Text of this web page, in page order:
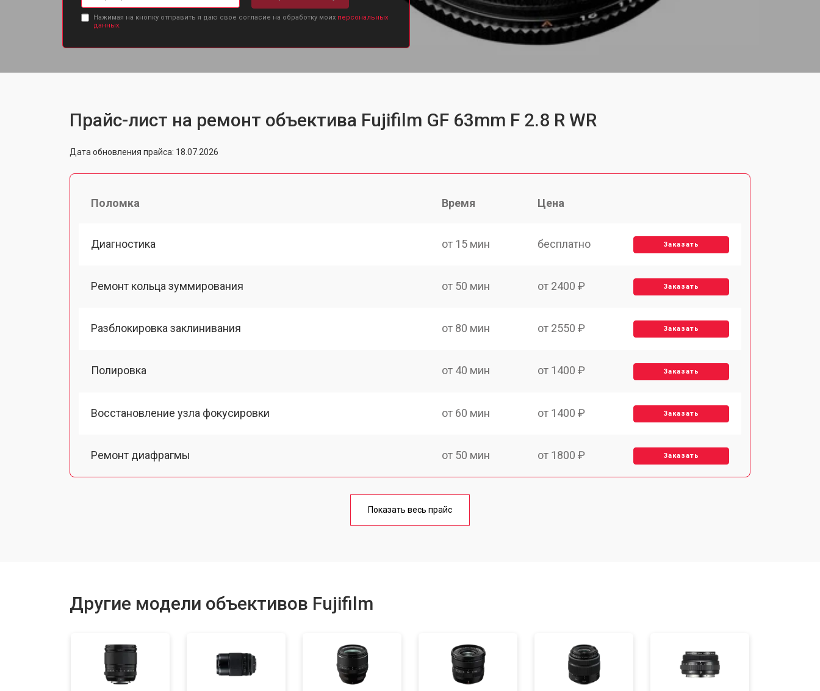
Нажимая на кнопку отправить я даю свое согласие на обработку моих персональных
данных.
Прайс-лист на ремонт объектива Fujifilm GF 63mm F 2.8 R WR
Дата обновления прайса: 18.07.2026
Поломка Время Цена
Диагностика от 15 мин бесплатно Заказать
Ремонт кольца зуммирования от 50 мин от 2400 ₽ Заказать
Разблокировка заклинивания от 80 мин от 2550 ₽ Заказать
Полировка от 40 мин от 1400 ₽ Заказать
Восстановление узла фокусировки от 60 мин от 1400 ₽ Заказать
Ремонт диафрагмы от 50 мин от 1800 ₽ Заказать
от 60 мин
Ремонт шлейфа оптического стабилизатора от 80 мин от 2600 ₽ Заказать
Показать весь прайс
Другие модели объективов Fujifilm